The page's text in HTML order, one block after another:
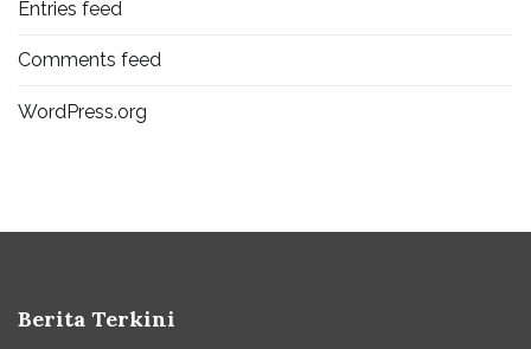
Entries feed
Comments feed
WordPress.org
Berita Terkini